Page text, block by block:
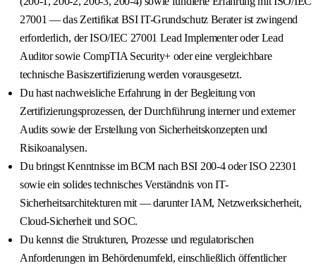
27001 — das Zertifikat BSI IT-Grundschutz Berater ist zwingend
erforderlich, der ISO/IEC 27001 Lead Implementer oder Lead
Auditor sowie CompTIA Security+ oder eine vergleichbare
technische Basiszertifizierung werden vorausgesetzt.
Du hast nachweisliche Erfahrung in der Begleitung von
Zertifizierungsprozessen, der Durchführung interner und externer
Audits sowie der Erstellung von Sicherheitskonzepten und
Risikoanalysen.
Du bringst Kenntnisse im BCM nach BSI 200-4 oder ISO 22301
sowie ein solides technisches Verständnis von IT-
Sicherheitsarchitekturen mit — darunter IAM, Netzwerksicherheit,
Cloud-Sicherheit und SOC.
Du kennst die Strukturen, Prozesse und regulatorischen
Anforderungen im Behördenumfeld, einschließlich öffentlicher